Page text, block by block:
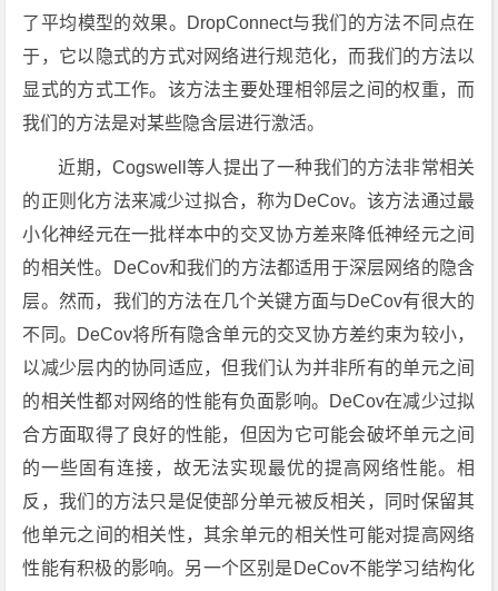
了平均模型的效果。DropConnect与我们的方法不同点在
于，它以隐式的方式对网络进行规范化，而我们的方法以
显式的方式工作。该方法主要处理相邻层之间的权重，而
我们的方法是对某些隐含层进行激活。
近期，Cogswell等人提出了一种我们的方法非常相关
的正则化方法来减少过拟合，称为DeCov。该方法通过最
小化神经元在一批样本中的交叉协方差来降低神经元之间
的相关性。DeCov和我们的方法都适用于深层网络的隐含
层。然而，我们的方法在几个关键方面与DeCov有很大的
不同。DeCov将所有隐含单元的交叉协方差约束为较小，
以减少层内的协同适应，但我们认为并非所有的单元之间
的相关性都对网络的性能有负面影响。DeCov在减少过拟
合方面取得了良好的性能，但因为它可能会破坏单元之间
的一些固有连接，故无法实现最优的提高网络性能。相
反，我们的方法只是促使部分单元被反相关，同时保留其
他单元之间的相关性，其余单元的相关性可能对提高网络
性能有积极的影响。另一个区别是DeCov不能学习结构化